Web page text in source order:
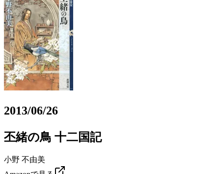
2013/06/26
丕緒の鳥 十二国記
小野 不由美